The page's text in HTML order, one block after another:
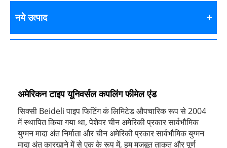
नये उत्पाद
अमेरिकन टाइप यूनिवर्सल कपलिंग फीमेल एंड
सिक्सी Beideli पाइप फिटिंग कं लिमिटेड औपचारिक रूप से 2004
में स्थापित किया गया था, पेशेवर चीन अमेरिकी प्रकार सार्वभौमिक
युग्मन मादा अंत निर्माता और चीन अमेरिकी प्रकार सार्वभौमिक युग्मन
मादा अंत कारखाने में से एक के रूप में, हम मजबूत ताकत और पूर्ण